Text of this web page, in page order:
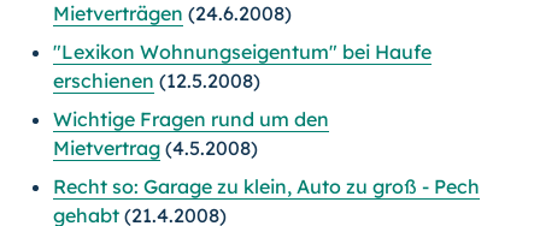
Mietverträgen (24.6.2008)
"Lexikon Wohnungseigentum" bei Haufe
erschienen (12.5.2008)
Wichtige Fragen rund um den
Mietvertrag (4.5.2008)
Recht so: Garage zu klein, Auto zu groß - Pech
gehabt (21.4.2008)